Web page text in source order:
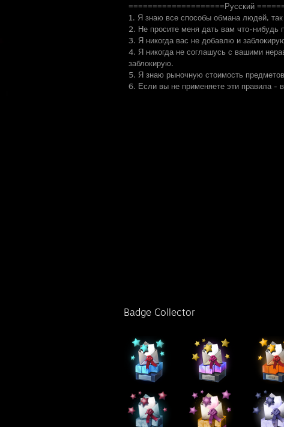
====================Русский
1. Я знаю все способы обмана людей, так
2. Не просите меня дать вам что-нибудь
3. Я никогда вас не добавлю и
4. Я никогда не соглашусь с вашими
заблокирую.
5. Я знаю рыночную стоимость
6. Если вы не применяете эти правила -
Badge Collector